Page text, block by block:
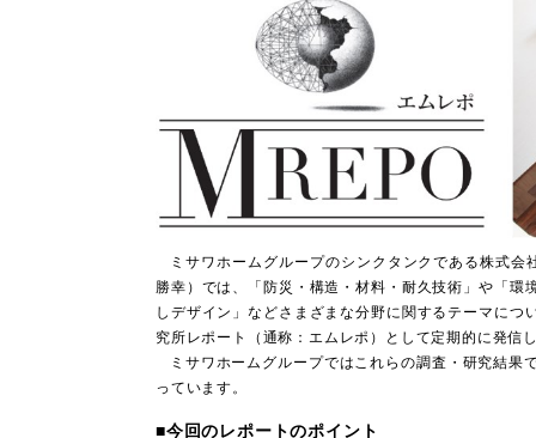
ミサワホームグループのシンクタンクである株式
勝幸）では、「防災・構造・材料・耐久技術」や「
しデザイン」などさまざまな分野に関するテーマに
究所レポート（通称：エムレポ）として定期的に発信
ミサワホームグループではこれらの調査・研究結
っています。
■今回のレポートのポイント